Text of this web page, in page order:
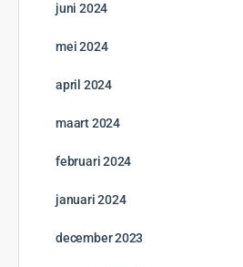
juni 2024
mei 2024
april 2024
maart 2024
februari 2024
januari 2024
december 2023